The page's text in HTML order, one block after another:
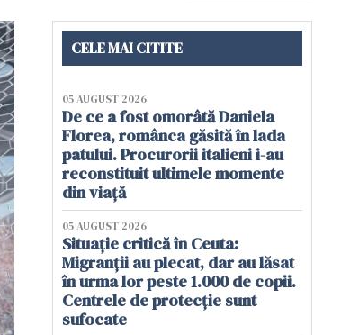
CELE MAI CITITE
05 AUGUST 2026
De ce a fost omorâtă Daniela
Florea, românca găsită în lada
patului. Procurorii italieni i-au
reconstituit ultimele momente
din viață
05 AUGUST 2026
Situație critică în Ceuta:
Migranții au plecat, dar au lăsat
în urma lor peste 1.000 de copii.
Centrele de protecție sunt
sufocate